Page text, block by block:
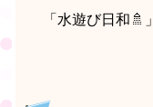
「水遊び日和🚿」